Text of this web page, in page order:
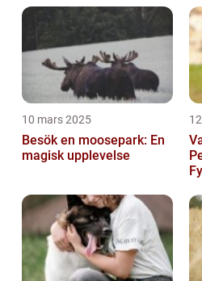
10 mars 2025
Besök en moosepark: En
magisk upplevelse